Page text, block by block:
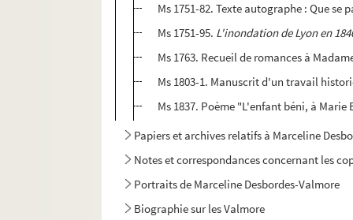
Ms 1751-82. Texte autographe : Que
Ms 1751-95. L'inondation de Lyon en
Ms 1763. Recueil de romances à
Ms 1803-1. Manuscrit d'un travail
Ms 1837. Poème "L'enfant béni, à
Papiers et archives relatifs à Marceline
Notes et correspondances concernant les
Portraits de Marceline Desbordes-Valmore
Biographie sur les Valmore